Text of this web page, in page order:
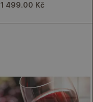
ingrediencí
1 499.00 Kč